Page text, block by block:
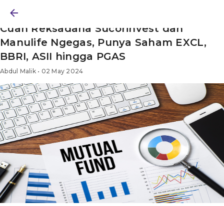
Cuan Reksadana Sucorinvest dan
Manulife Ngegas, Punya Saham EXCL,
BBRI, ASII hingga PGAS
Abdul Malik • 02 May 2024